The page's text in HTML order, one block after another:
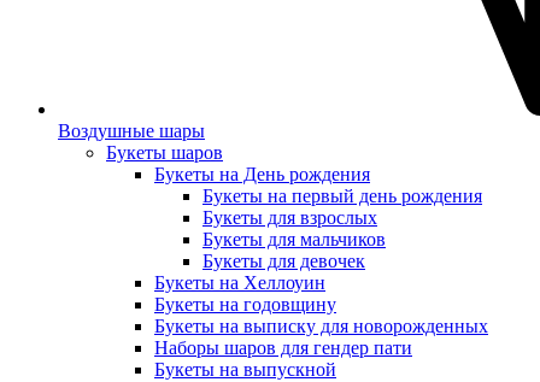
Воздушные шары
Букеты шаров
Букеты на День рождения
Букеты на первый день рождения
Букеты для взрослых
Букеты для мальчиков
Букеты для девочек
Букеты на Хеллоуин
Букеты на годовщину
Букеты на выписку для новорожденных
Наборы шаров для гендер пати
Букеты на выпускной